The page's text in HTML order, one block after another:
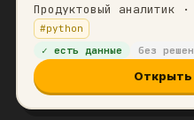
Продуктовый аналитик ·
#python
✓ есть данные
без
Открыть